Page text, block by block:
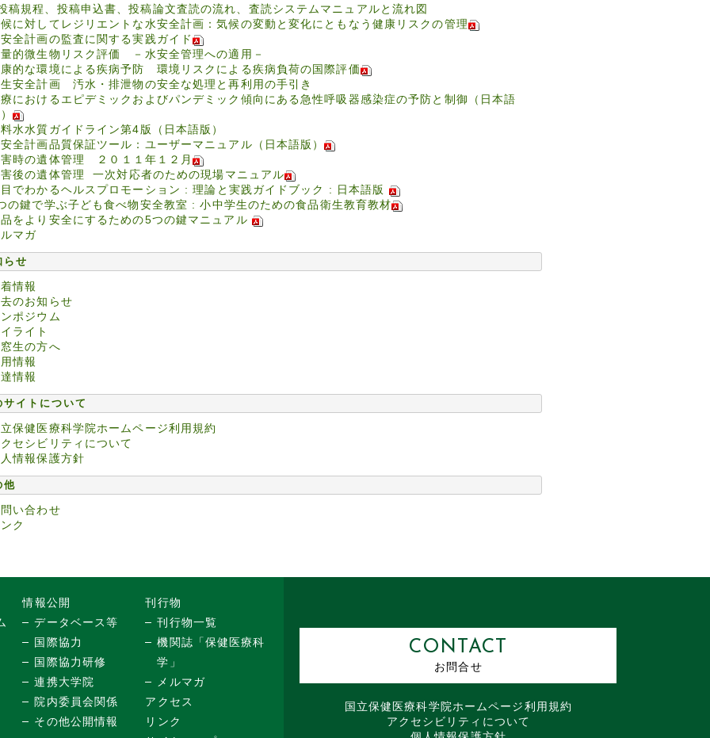
稿規程、投稿申込書、投稿論文査読の流れ、査読システムマニュアルと流れ図
に対してレジリエントな水安全計画：気候の変動と変化にともなう健康リスクの管理
全計画の監査に関する実践ガイド
的微生物リスク評価 －水安全管理への適用－
的な環境による疾病予防 環境リスクによる疾病負荷の国際評価
安全計画 汚水・排泄物の安全な処理と再利用の手引き
におけるエピデミックおよびパンデミック傾向にある急性呼吸器感染症の予防と制御（日本語
水水質ガイドライン第4版（日本語版）
全計画品質保証ツール：ユーザーマニュアル（日本語版）
時の遺体管理 ２０１１年１２月
後の遺体管理 一次対応者のための現場マニュアル
でわかるヘルスプロモーション : 理論と実践ガイドブック : 日本語版
の鍵で学ぶ子ども食べ物安全教室 : 小中学生のための食品衛生教育教材
をより安全にするための5つの鍵マニュアル
マガ
らせ
情報
のお知らせ
ポジウム
ライト
生の方へ
情報
情報
サイトについて
保健医療科学院ホームページ利用規約
セシビリティについて
情報保護方針
他
い合わせ
ク
情報公開
データベース等
国際協力
国際協力研修
連携大学院
院内委員会関係
その他公開情報
刊行物
刊行物一覧
機関誌「保健医療科
学」
メルマガ
アクセス
リンク
CONTACT
お問合せ
国立保健医療科学院ホームページ利用規約
アクセシビリティについて